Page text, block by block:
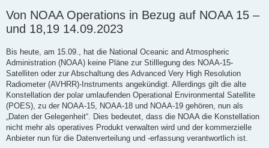
Von NOAA Operations in Bezug auf NOAA 15 –
und 18,19 14.09.2023
Bis heute, am 15.09., hat die National Oceanic and Atmospheric
Administration (NOAA) keine Pläne zur Stilllegung des NOAA-15-
Satelliten oder zur Abschaltung des Advanced Very High Resolution
Radiometer (AVHRR)-Instruments angekündigt. Allerdings gilt die alte
Konstellation der polar umlaufenden Operational Environmental Satellite
(POES), zu der NOAA-15, NOAA-18 und NOAA-19 gehören, nun als
„Daten der Gelegenheit“. Dies bedeutet, dass die NOAA die Konstellation
nicht mehr als operatives Produkt verwalten wird und der kommerzielle
Anbieter nun für die Datenverteilung und -erfassung verantwortlich ist.